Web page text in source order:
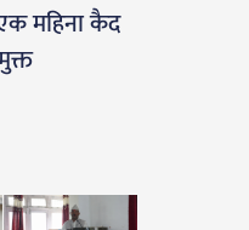
महिना कैद